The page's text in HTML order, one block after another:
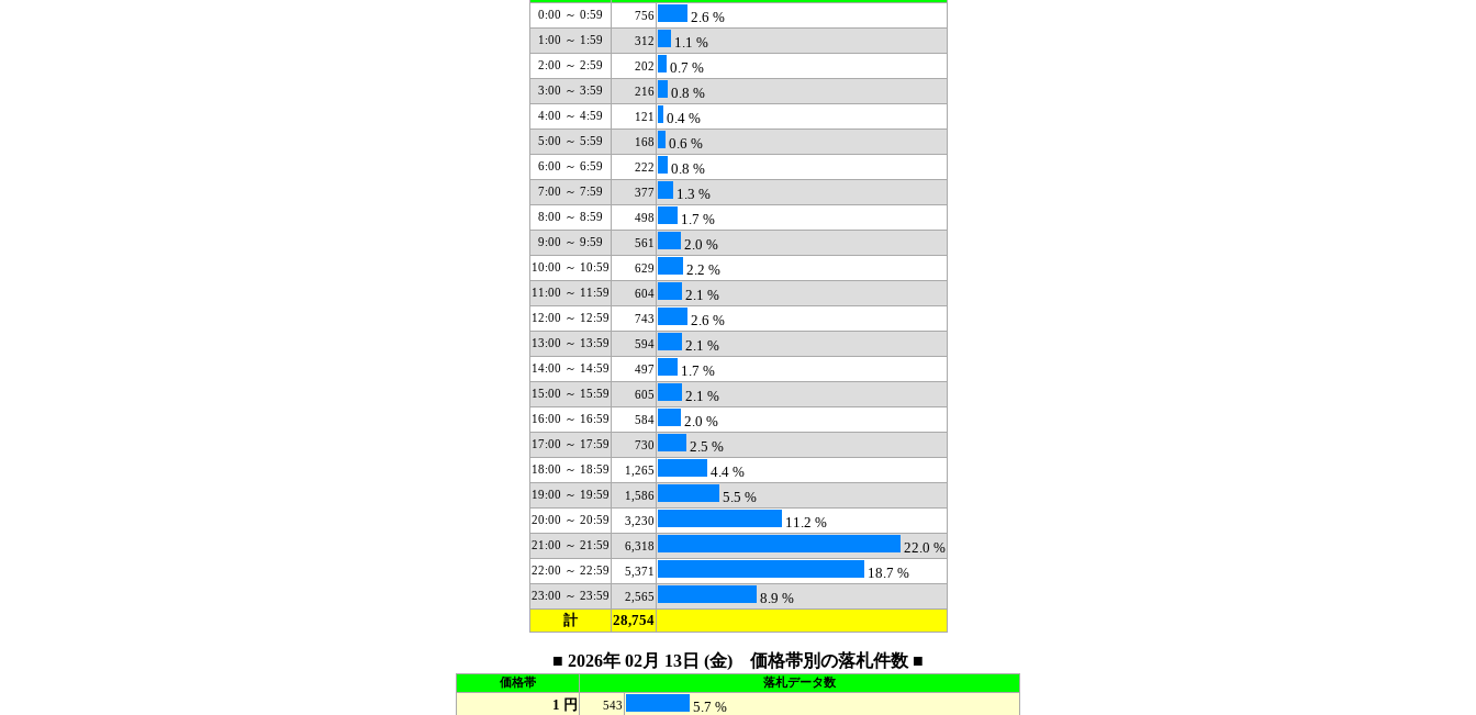
0:00 ～ 0:59
756 2.6 %
1:00 ～ 1:59 312 1.1 %
2:00 ～ 2:59 202 0.7 %
3:00 ～ 3:59 216 0.8 %
4:00 ～ 4:59 121 0.4 %
5:00 ～ 5:59 168 0.6 %
6:00 ～ 6:59 222 0.8 %
7:00 ～ 7:59 377 1.3 %
8:00 ～ 8:59 498 1.7 %
9:00 ～ 9:59 561 2.0 %
10:00 ～ 10:59 629 2.2 %
11:00 ～ 11:59 604 2.1 %
12:00 ～ 12:59 743 2.6 %
13:00 ～ 13:59 594 2.1 %
14:00 ～ 14:59 497 1.7 %
15:00 ～ 15:59 605 2.1 %
16:00 ～ 16:59 584 2.0 %
17:00 ～ 17:59 730 2.5 %
18:00 ～ 18:59 1,265 4.4 %
19:00 ～ 19:59 1,586 5.5 %
20:00 ～ 20:59 3,230 11.2 %
21:00 ～ 21:59 6,318 22.0 %
22:00 ～ 22:59 5,371 18.7 %
23:00 ～ 23:59 2,565
8.9 %
計
28,754
■ 2026年 02月 13日 (金) 価格帯別の落札件数 ■
価格帯 落札データ数
1 円 543 5.7 %